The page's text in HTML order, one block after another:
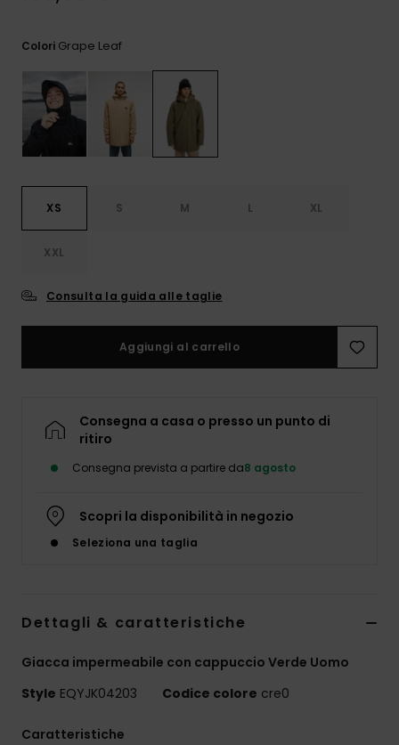
Consulta
le FAQ
Colori Grape Leaf
XS S M L XL
XXL
Consulta la guida alle taglie
Aggiungi al carrello
Consegna a casa o presso un punto di
ritiro
Consegna prevista a partire da8 agosto
Scopri la disponibilità in negozio
Seleziona una taglia
Dettagli & caratteristiche
Giacca impermeabile con cappuccio Verde Uomo
Style EQYJK04203 Codice colore cre0
Caratteristiche